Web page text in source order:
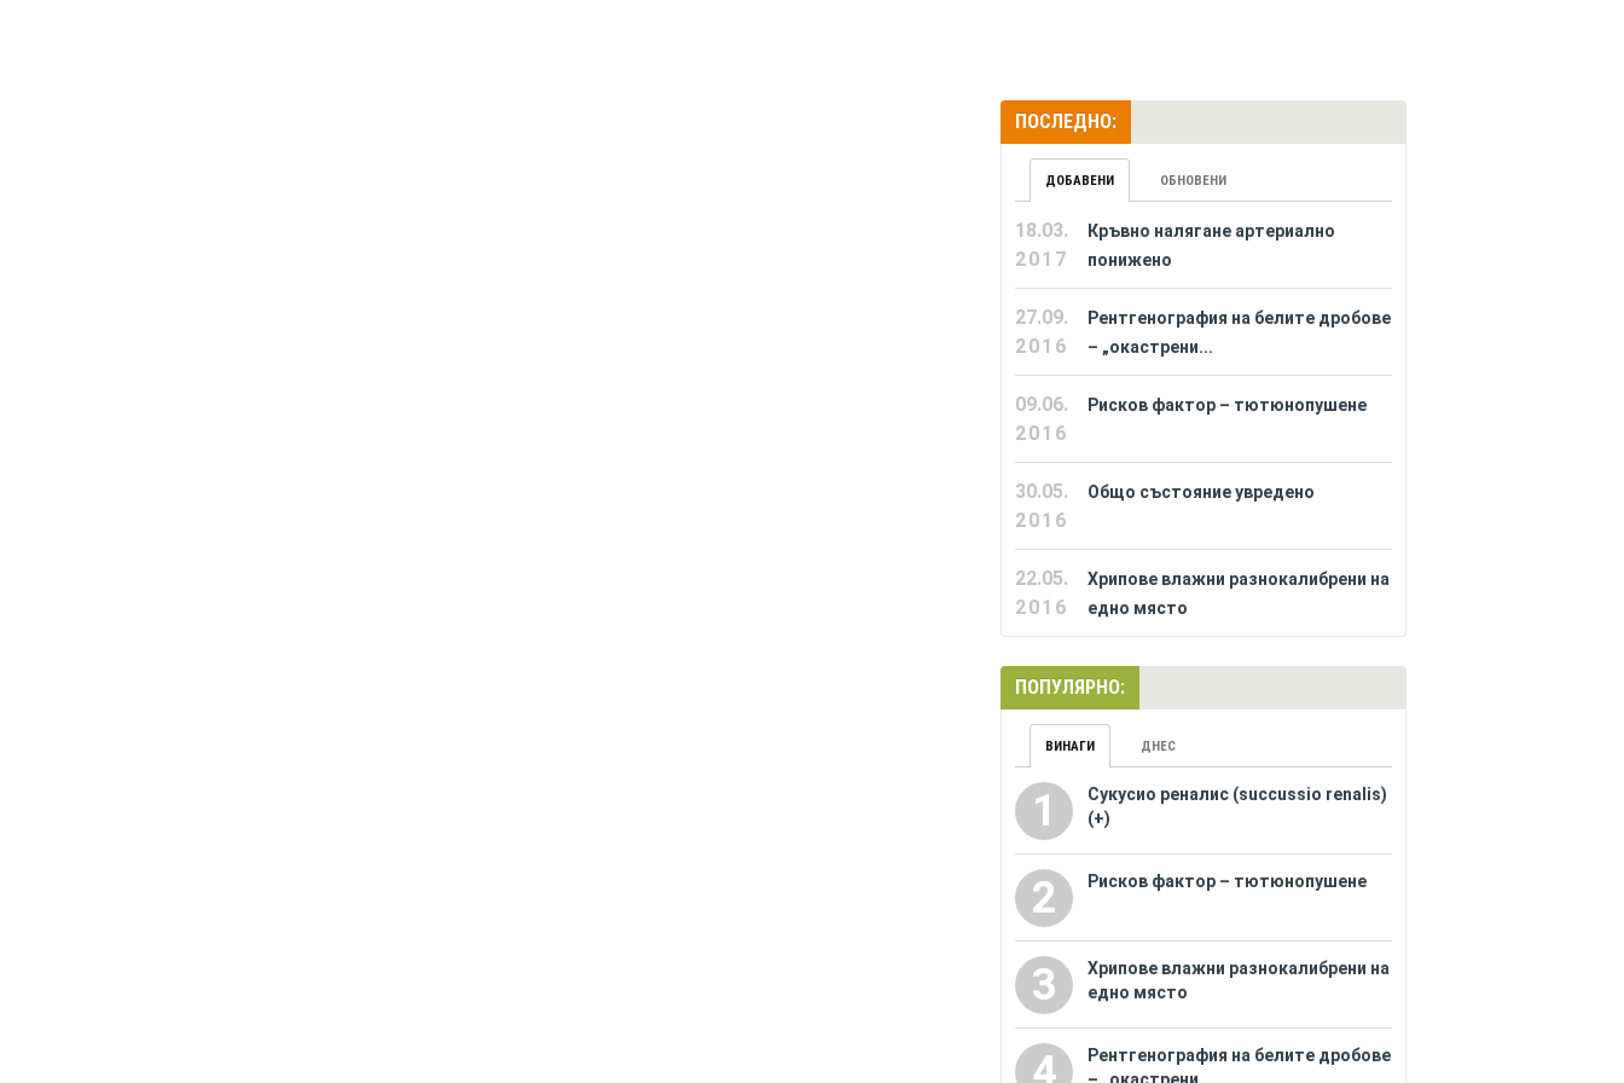
ПОСЛЕДНО:
ДОБАВЕНИ ОБНОВЕНИ
18.03.
2017
Кръвно налягане артериално
понижено
27.09.
2016
Рентгенография на белите дробове
– „окастрени...
09.06.
2016
Рисков фактор – тютюнопушене
30.05.
2016
Общо състояние увредено
22.05.
2016
Хрипове влажни разнокалибрени на
едно място
ПОПУЛЯРНО:
ВИНАГИ ДНЕС
1
Сукусио реналис (succussio renalis)
(+)
2 Рисков фактор – тютюнопушене
3
Хрипове влажни разнокалибрени на
едно място
4
Рентгенография на белите дробове